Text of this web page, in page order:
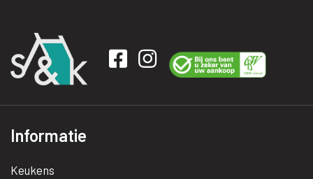
Informatie
Keukens